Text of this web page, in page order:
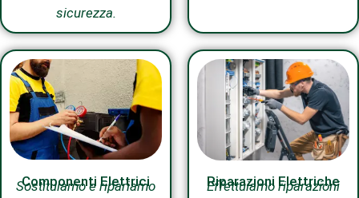
sicurezza.
Componenti Elettrici
Sostituiamo e ripariamo
Riparazioni Elettriche
Effettuiamo riparazioni